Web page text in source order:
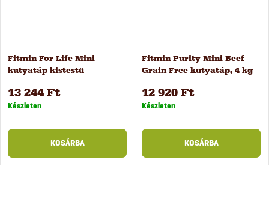
Fitmin For Life Mini
kutyatáp kistestű
13 244 Ft
Készleten
KOSÁRBA
Fitmin Purity Mini Beef
Grain Free kutyatáp, 4 kg
12 920 Ft
Készleten
KOSÁRBA